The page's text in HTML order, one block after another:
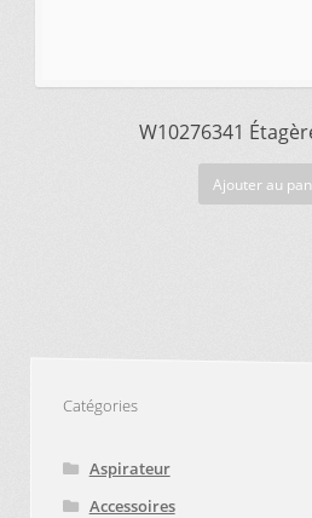
W10276341
Ajouter au
Catégories
Aspirateur
Accessoires